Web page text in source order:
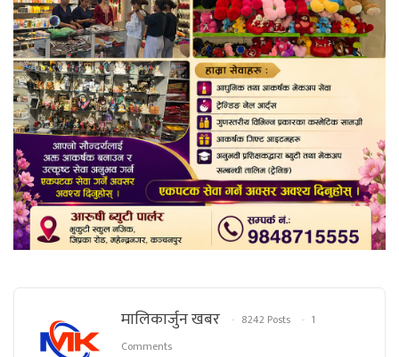
मालिकार्जुन खबर 8242 Posts
1
Comments